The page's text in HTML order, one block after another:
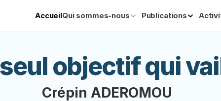
AccueilQui sommes-nous Publications
objectif qui
Crépin ADEROMOU